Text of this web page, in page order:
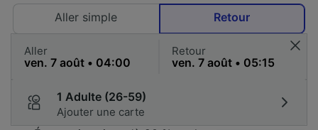
Aller simple
Retour
Aller Retour
1 Adulte (26-59)
Ajouter une carte